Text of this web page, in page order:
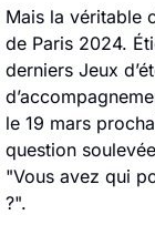
Mais la véritable
de Paris 2024.
derniers Jeux
le 19 mars
question
"Vous avez qui
?".